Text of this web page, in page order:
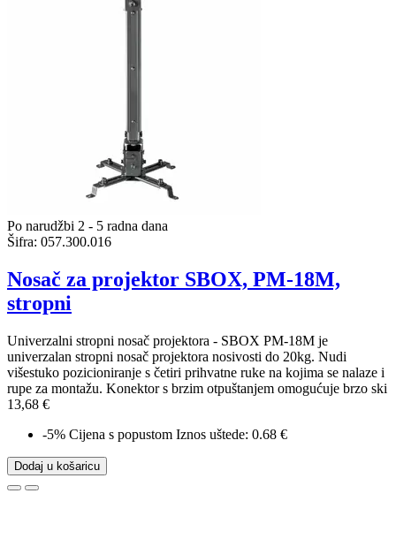
Po narudžbi 2 - 5 radna dana
Šifra: 057.300.016
Nosač za projektor SBOX, PM-18M,
stropni
Univerzalni stropni nosač projektora - SBOX PM-18M je
univerzalan stropni nosač projektora nosivosti do 20kg. Nudi
višestuko pozicioniranje s četiri prihvatne ruke na kojima se nalaze i
rupe za montažu. Konektor s brzim otpuštanjem omogućuje brzo ski
13,68 €
-5% Cijena s popustom Iznos uštede: 0.68 €
Dodaj u košaricu